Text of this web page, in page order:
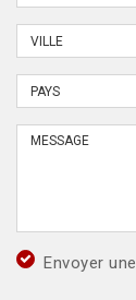
Envoyer